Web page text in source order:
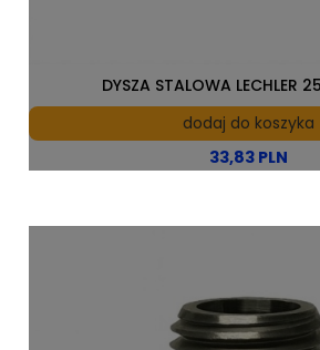
33,83 PLN
DYSZA STALOWA LECHLER
dodaj do koszyka